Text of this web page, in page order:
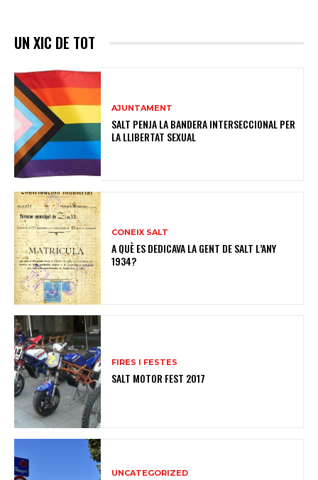
UN XIC DE TOT
AJUNTAMENT
SALT PENJA LA BANDERA INTERSECCIONAL PER
LA LLIBERTAT SEXUAL
CONEIX SALT
A QUÈ ES DEDICAVA LA GENT DE SALT L’ANY
1934?
FIRES I FESTES
SALT MOTOR FEST 2017
UNCATEGORIZED